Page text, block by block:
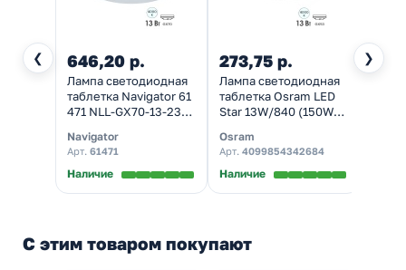
❮ ❯
646,20 р.
Лампа светодиодная
таблетка Navigator 61
471 NLL-GX70-13-230-
холодный свет
Navigator
Арт. 61471
Наличие
273,75 р.
Лампа светодиодная
таблетка Osram LED
Star 13W/840 (150W)
холодный свет
Osram
Арт. 4099854342684
Наличие
С этим товаром покупают